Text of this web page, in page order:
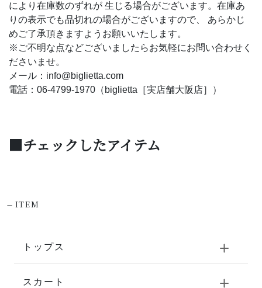
により在庫数のずれが 生じる場合がございます。在庫あ
りの表示でも品切れの場合がございますので、 あらかじ
めご了承頂きますようお願いいたします。
※ご不明な点などございましたらお気軽にお問い合わせく
ださいませ。
メール：info@biglietta.com
電話：06-4799-1970（biglietta［実店舗大阪店］）
■チェックしたアイテム
-ITEM
トップス
スカート